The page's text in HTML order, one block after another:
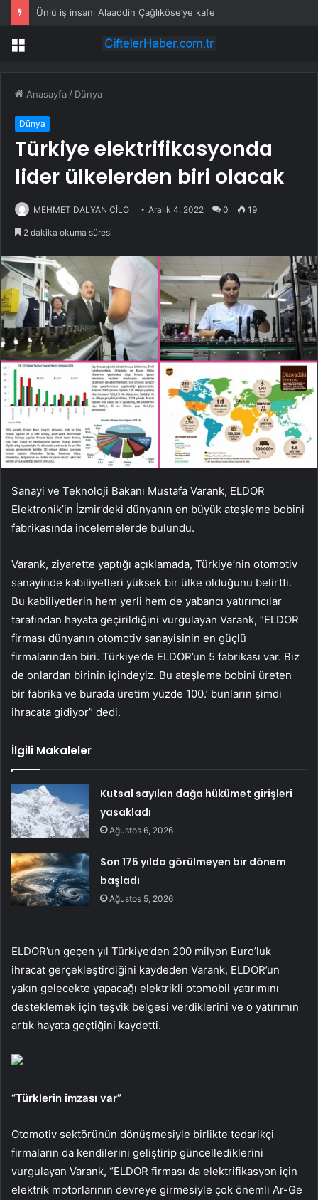
Menü
Anasayfa / Dünya
Dünya
Türkiye elektrifikasyonda
lider ülkelerden biri olacak
MEHMET DALYAN CİLO Aralık 4, 2022 0 19
2 dakika okuma süresi
Sanayi ve Teknoloji Bakanı Mustafa Varank, ELDOR
Elektronik’in İzmir’deki dünyanın en büyük ateşleme bobini
fabrikasında incelemelerde bulundu.
Varank, ziyarette yaptığı açıklamada, Türkiye’nin otomotiv
sanayinde kabiliyetleri yüksek bir ülke olduğunu belirtti.
Bu kabiliyetlerin hem yerli hem de yabancı yatırımcılar
tarafından hayata geçirildiğini vurgulayan Varank, “ELDOR
firması dünyanın otomotiv sanayisinin en güçlü
firmalarından biri. Türkiye’de ELDOR’un 5 fabrikası var. Biz
de onlardan birinin içindeyiz. Bu ateşleme bobini üreten
bir fabrika ve burada üretim yüzde 100.’ bunların şimdi
ihracata gidiyor” dedi.
İlgili Makaleler
Kutsal sayılan dağa hükümet girişleri
yasakladı
Ağustos 6, 2026
Son 175 yılda görülmeyen bir dönem
başladı
Ağustos 5, 2026
ELDOR’un geçen yıl Türkiye’den 200 milyon Euro’luk
ihracat gerçekleştirdiğini kaydeden Varank, ELDOR’un
yakın gelecekte yapacağı elektrikli otomobil yatırımını
desteklemek için teşvik belgesi verdiklerini ve o yatırımın
artık hayata geçtiğini kaydetti.
“Türklerin imzası var”
Otomotiv sektörünün dönüşmesiyle birlikte tedarikçi
firmaların da kendilerini geliştirip güncellediklerini
vurgulayan Varank, “ELDOR firması da elektrifikasyon için
elektrik motorlarının devreye girmesiyle çok önemli Ar-Ge